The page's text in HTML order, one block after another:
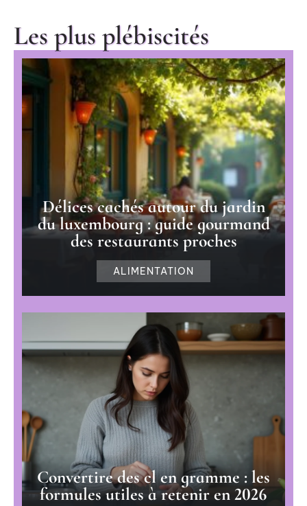
Les plus plébiscités
Délices cachés autour du jardin
du luxembourg : guide gourmand
des restaurants proches
ALIMENTATION
Convertire des cl en gramme : les
formules utiles à retenir en 2026